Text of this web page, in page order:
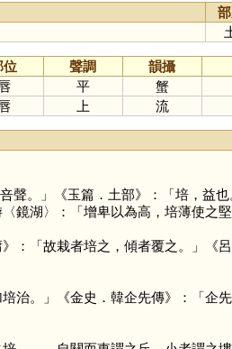
位 聲調 韻攝
平 蟹
上 流
。」《玉篇．土部》：「培，益
鏡湖〉：「增卑以為高，培薄使之堅
：「故栽者培之，傾者覆之。」《
治。」《金史．韓企先傳》：「企